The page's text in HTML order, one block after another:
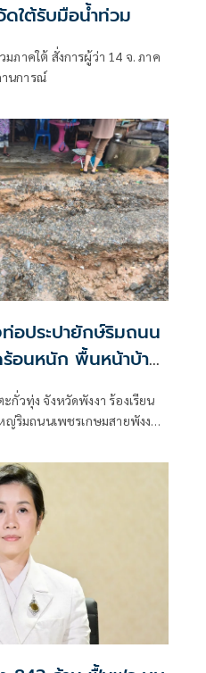
ดใต้รับมือน้ำท่วม
ภาคใต้ สั่งการผู้ว่า 14 จ. ภาค
านการณ์
อประปายักษ์ริมถนน
อนหนัก พื้นหน้าบ้าน
กั่วทุ่ง จังหวัดพังงา ร้องเรียน
ริมถนนเพชรเกษมสายพังงา–
ารสัญจรเข้า-ออกบ้านเรือน
เฉพาะผู้สูงอายุ พร้อมแสดง
โครงสร้างถนนในระยะยาว